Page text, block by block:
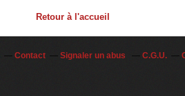
Retour à l'accueil
Contact Signaler un abus C.G.U.